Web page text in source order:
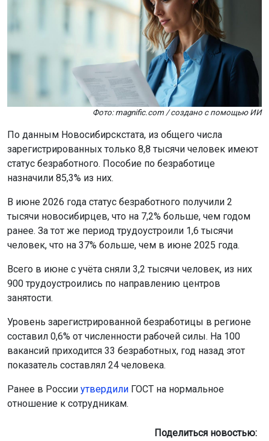
Фото: magnific.com / создано с помощью ИИ
По данным Новосибирскстата, из общего числа
зарегистрированных только 8,8 тысячи человек имеют
статус безработного. Пособие по безработице
назначили 85,3% из них.
В июне 2026 года статус безработного получили 2
тысячи новосибирцев, что на 7,2% больше, чем годом
ранее. За тот же период трудоустроили 1,6 тысячи
человек, что на 37% больше, чем в июне 2025 года.
Всего в июне с учёта сняли 3,2 тысячи человек, из них
900 трудоустроились по направлению центров
занятости.
Уровень зарегистрированной безработицы в регионе
составил 0,6% от численности рабочей силы. На 100
вакансий приходится 33 безработных, год назад этот
показатель составлял 24 человека.
Ранее в России утвердили ГОСТ на нормальное
отношение к сотрудникам.
Поделиться новостью: